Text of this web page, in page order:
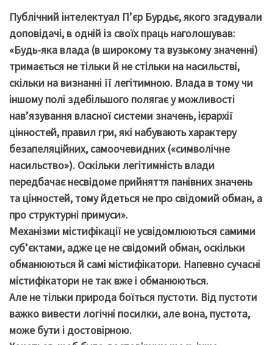
Публічний інтелектуал П’єр Бурдьє, якого згадували
доповідачі, в одній із своїх праць наголошував:
«Будь-яка влада (в широкому та вузькому значенні)
тримається не тільки й не стільки на насильстві,
скільки на визнанні її легітимною. Влада в тому чи
іншому полі здебільшого полягає у можливості
нав’язування власної системи значень, ієрархії
цінностей, правил гри, які набувають характеру
безапеляційних, самоочевидних («символічне
насильство»). Оскільки легітимність влади
передбачає несвідоме прийняття панівних значень
та цінностей, тому йдеться не про свідомий обман, а
про структурні примуси».
Механізми містифікації не усвідомлюються самими
суб’єктами, адже це не свідомий обман, оскільки
обманюються й самі містифікатори. Напевно сучасні
містифікатори не так вже і обманюються.
Але не тільки природа боїться пустоти. Від пустоти
важко вивести логічні посилки, але вона, пустота,
може бути і достовірною.